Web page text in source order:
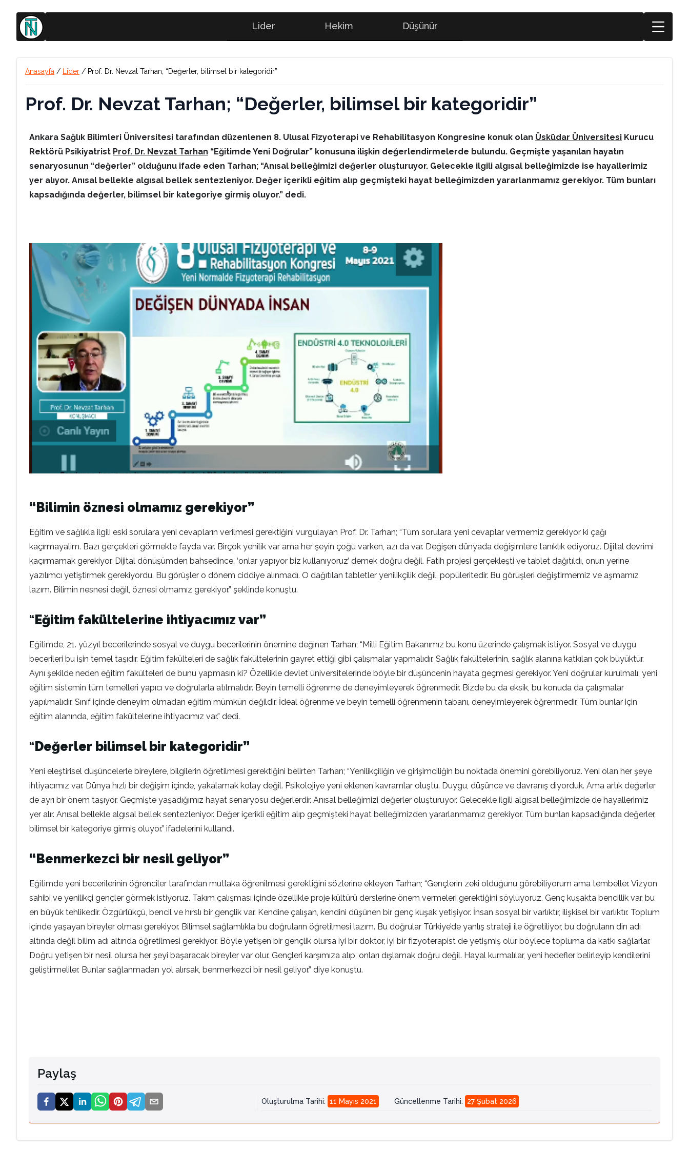
Lider Hekim Düşünür
Anasayfa / Lider / Prof. Dr. Nevzat Tarhan; “Değerler, bilimsel bir kategoridir”
Prof. Dr. Nevzat Tarhan; “Değerler, bilimsel bir kategoridir”
Ankara Sağlık Bilimleri Üniversitesi tarafından düzenlenen 8. Ulusal Fizyoterapi ve Rehabilitasyon Kongresine konuk olan Üsküdar Üniversitesi Kurucu
Rektörü Psikiyatrist Prof. Dr. Nevzat Tarhan “Eğitimde Yeni Doğrular” konusuna ilişkin değerlendirmelerde bulundu. Geçmişte yaşanılan hayatın
senaryosunun “değerler” olduğunu ifade eden Tarhan; “Anısal belleğimizi değerler oluşturuyor. Gelecekle ilgili algısal belleğimizde ise hayallerimiz
yer alıyor. Anısal bellekle algısal bellek sentezleniyor. Değer içerikli eğitim alıp geçmişteki hayat belleğimizden yararlanmamız gerekiyor. Tüm bunları
kapsadığında değerler, bilimsel bir kategoriye girmiş oluyor.” dedi.
“Bilimin öznesi olmamız gerekiyor”
Eğitim ve sağlıkla ilgili eski sorulara yeni cevapların verilmesi gerektiğini vurgulayan Prof. Dr. Tarhan; “Tüm sorulara yeni cevaplar vermemiz gerekiyor ki çağı
kaçırmayalım. Bazı gerçekleri görmekte fayda var. Birçok yenilik var ama her şeyin çoğu varken, azı da var. Değişen dünyada değişimlere tanıklık ediyoruz. Dijital devrimi
kaçırmamak gerekiyor. Dijital dönüşümden bahsedince, ‘onlar yapıyor biz kullanıyoruz’ demek doğru değil. Fatih projesi gerçekleşti ve tablet dağıtıldı, onun yerine
yazılımcı yetiştirmek gerekiyordu. Bu görüşler o dönem ciddiye alınmadı. O dağıtılan tabletler yenilikçilik değil, popüleritedir. Bu görüşleri değiştirmemiz ve aşmamız
lazım. Bilimin nesnesi değil, öznesi olmamız gerekiyor.” şeklinde konuştu.
“Eğitim fakültelerine ihtiyacımız var”
Eğitimde, 21. yüzyıl becerilerinde sosyal ve duygu becerilerinin önemine değinen Tarhan; “Milli Eğitim Bakanımız bu konu üzerinde çalışmak istiyor. Sosyal ve duygu
becerileri bu işin temel taşıdır. Eğitim fakülteleri de sağlık fakültelerinin gayret ettiği gibi çalışmalar yapmalıdır. Sağlık fakültelerinin, sağlık alanına katkıları çok büyüktür.
Aynı şekilde neden eğitim fakülteleri de bunu yapmasın ki? Özellikle devlet üniversitelerinde böyle bir düşüncenin hayata geçmesi gerekiyor. Yeni doğrular kurulmalı, yeni
eğitim sistemin tüm temelleri yapıcı ve doğrularla atılmalıdır. Beyin temelli öğrenme de deneyimleyerek öğrenmedir. Bizde bu da eksik, bu konuda da çalışmalar
yapılmalıdır. Sınıf içinde deneyim olmadan eğitim mümkün değildir. İdeal öğrenme ve beyin temelli öğrenmenin tabanı, deneyimleyerek öğrenmedir. Tüm bunlar için
eğitim alanında, eğitim fakültelerine ihtiyacımız var.” dedi.
“Değerler bilimsel bir kategoridir”
Yeni eleştirisel düşüncelerle bireylere, bilgilerin öğretilmesi gerektiğini belirten Tarhan; “Yenilikçiliğin ve girişimciliğin bu noktada önemini görebiliyoruz. Yeni olan her şeye
ihtiyacımız var. Dünya hızlı bir değişim içinde, yakalamak kolay değil. Psikolojiye yeni eklenen kavramlar oluştu. Duygu, düşünce ve davranış diyorduk. Ama artık değerler
de ayrı bir önem taşıyor. Geçmişte yaşadığımız hayat senaryosu değerlerdir. Anısal belleğimizi değerler oluşturuyor. Gelecekle ilgili algısal belleğimizde de hayallerimiz
yer alır. Anısal bellekle algısal bellek sentezleniyor. Değer içerikli eğitim alıp geçmişteki hayat belleğimizden yararlanmamız gerekiyor. Tüm bunları kapsadığında değerler,
bilimsel bir kategoriye girmiş oluyor.” ifadelerini kullandı.
“Benmerkezci bir nesil geliyor”
Eğitimde yeni becerilerinin öğrenciler tarafından mutlaka öğrenilmesi gerektiğini sözlerine ekleyen Tarhan; “Gençlerin zeki olduğunu görebiliyorum ama tembeller. Vizyon
sahibi ve yenilikçi gençler görmek istiyoruz. Takım çalışması içinde özellikle proje kültürü derslerine önem vermeleri gerektiğini söylüyoruz. Genç kuşakta bencillik var, bu
en büyük tehlikedir. Özgürlükçü, bencil ve hırslı bir gençlik var. Kendine çalışan, kendini düşünen bir genç kuşak yetişiyor. İnsan sosyal bir varlıktır, ilişkisel bir varlıktır. Toplum
içinde yaşayan bireyler olması gerekiyor. Bilimsel sağlamlıkla bu doğruların öğretilmesi lazım. Bu doğrular Türkiye’de yanlış strateji ile öğretiliyor, bu doğruların din adı
altında değil bilim adı altında öğretilmesi gerekiyor. Böyle yetişen bir gençlik olursa iyi bir doktor, iyi bir fizyoterapist de yetişmiş olur böylece topluma da katkı sağlarlar.
Doğru yetişen bir nesil olursa her şeyi başaracak bireyler var olur. Gençleri karşımıza alıp, onları dışlamak doğru değil. Hayal kurmalılar, yeni hedefler belirleyip kendilerini
geliştirmeliler. Bunlar sağlanmadan yol alırsak, benmerkezci bir nesil geliyor.” diye konuştu.
Paylaş
Oluşturulma Tarihi: 11 Mayıs 2021 Güncellenme Tarihi: 27 Şubat 2026